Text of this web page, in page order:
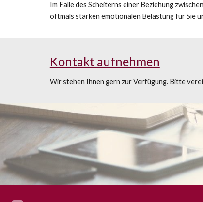
Im Falle des Scheiterns einer Beziehung
oftmals starken emotionalen Belastung für Sie
Kontakt aufnehmen
Wir stehen Ihnen gern zur Verfügung. Bitte